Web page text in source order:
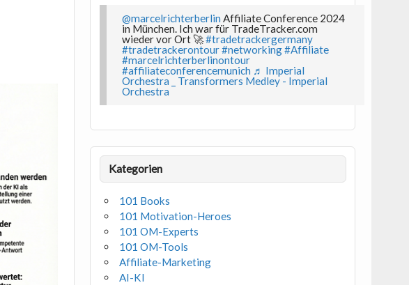
@marcelrichterberlin Affiliate Conference 2024
in München. Ich war für TradeTracker.com
wieder vor Ort 🚀#tradetrackergermany
#tradetrackerontour#networking#Affiliate
#marcelrichterberlinontour
#affiliateconferencemunich ♬ Imperial
Orchestra _ Transformers Medley - Imperial
Orchestra
Kategorien
101 Books
101 Motivation-Heroes
101 OM-Experts
101 OM-Tools
Affiliate-Marketing
AI-KI